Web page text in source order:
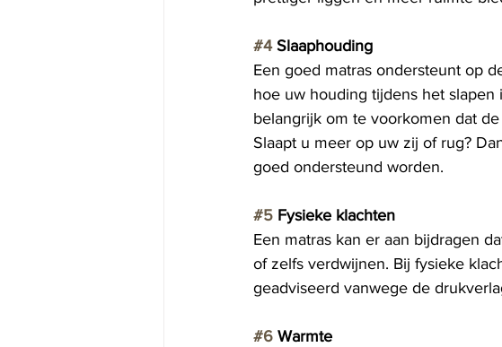
#4 Slaaphouding
Een goed matras ondersteunt op
hoe uw houding tijdens het
belangrijk om te voorkomen dat
Slaapt u meer op uw zij of rug?
goed ondersteund worden.
#5 Fysieke klachten
Een matras kan er aan bijdragen
of zelfs verdwijnen. Bij fysieke
geadviseerd vanwege de
#6 Warmte